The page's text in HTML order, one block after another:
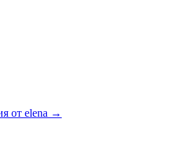
от elena →